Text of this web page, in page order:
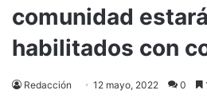
comunidad
habilitados con
Redacción 12 mayo, 2022 0